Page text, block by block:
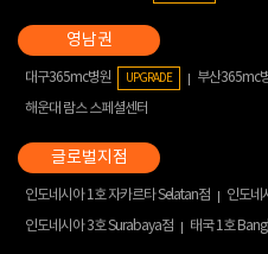
대구365mc병원 UPGRADE 부산365mc
해운대 람스 스페셜센터
인도네시아 1호 자카르타 Selatan점
인도네
인도네시아 3호 Surabaya점
태국 1호